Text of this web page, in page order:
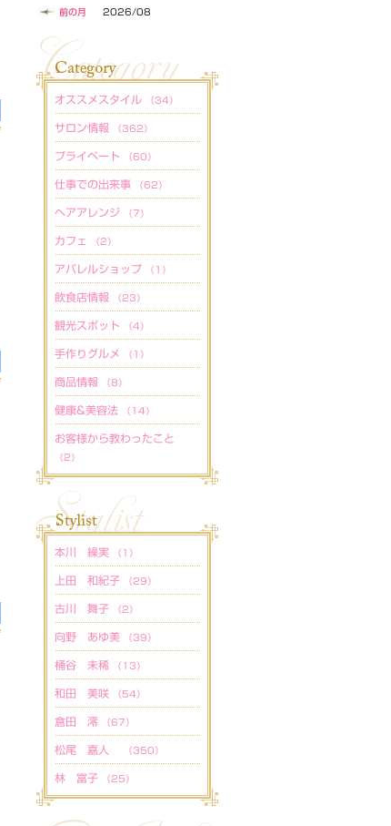
前の月 2026/08
オススメスタイル （34）
サロン情報 （362）
プライベート （60）
仕事での出来事 （62）
ヘアアレンジ （7）
カフェ （2）
アパレルショップ （1）
飲食店情報 （23）
観光スポット （4）
手作りグルメ （1）
商品情報 （8）
健康&美容法 （14）
お客様から教わったこと
（2）
本川 繰実 （1）
上田 和紀子 （29）
古川 舞子 （2）
向野 あゆ美 （39）
桶谷 未稀 （13）
和田 美咲 （54）
倉田 澪 （67）
松尾 嘉人 （350）
林 富子 （25）